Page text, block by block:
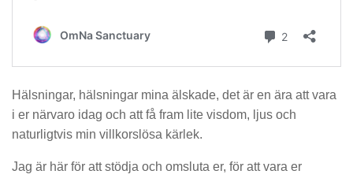
Hälsningar, hälsningar mina älskade, det är en ära att vara
i er närvaro idag och att få fram lite visdom, ljus och
naturligtvis min villkorslösa kärlek.
Jag är här för att stödja och omsluta er, för att vara er